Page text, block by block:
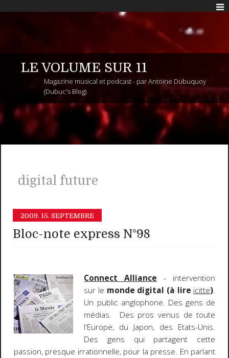
LE VOLUME SUR 11
Magazine musical et podcast - par Antoine Dubuquoy
(Dubuc's Blog)
digital future
2009. 15. SEPTEMBRE
Bloc-note express N°98
Connect Alliance - intervention
sur le monde digital (à lire icitte).
Un public anglophone. Des gens de
médias. Des pros venus de toute
l'Europe, du Japon, des Etats-Unis.
Des gens qui partagent cette
passion, presque irrationnelle, pour la presse. En parlant